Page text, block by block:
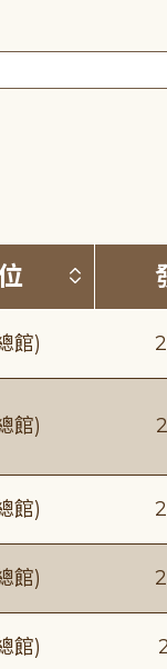
降冪)按發布
館)
館)
館)
館)
館)